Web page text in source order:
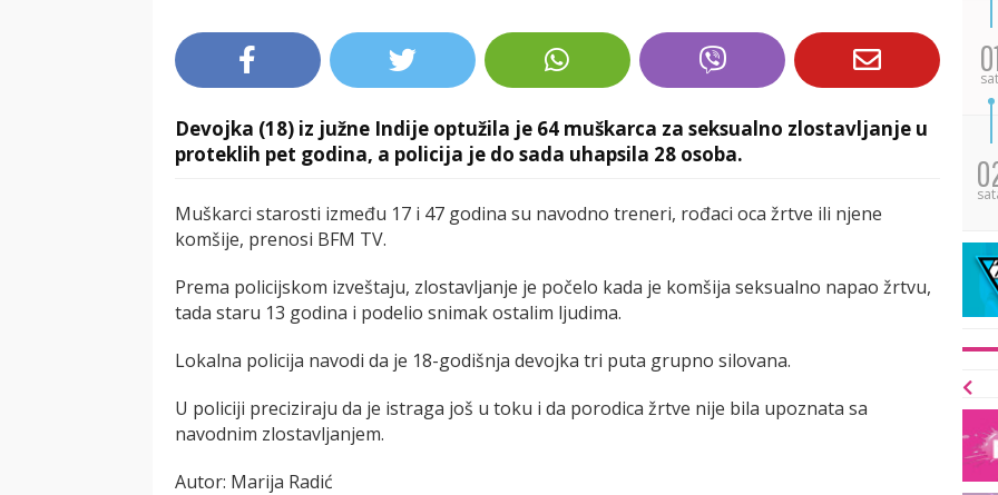
Devojka (18) iz južne Indije optužila je 64 muškarca za seksualno zlostavljanje u
proteklih pet godina, a policija je do sada uhapsila 28 osoba.
Muškarci starosti između 17 i 47 godina su navodno treneri, rođaci oca žrtve ili njene
komšije, prenosi BFM TV.
Prema policijskom izveštaju, zlostavljanje je počelo kada je komšija seksualno napao žrtvu,
tada staru 13 godina i podelio snimak ostalim ljudima.
Lokalna policija navodi da je 18-godišnja devojka tri puta grupno silovana.
U policiji preciziraju da je istraga još u toku i da porodica žrtve nije bila upoznata sa
navodnim zlostavljanjem.
Autor: Marija Radić
sat